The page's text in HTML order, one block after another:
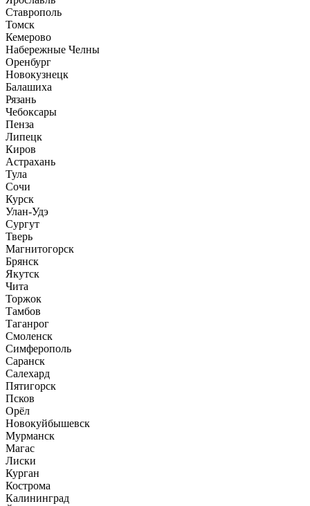
Ставрополь
Томск
Кемерово
Набережные Челны
Оренбург
Новокузнецк
Балашиха
Рязань
Чебоксары
Пенза
Липецк
Киров
Астрахань
Тула
Сочи
Курск
Улан-Удэ
Сургут
Тверь
Магнитогорск
Брянск
Якутск
Чита
Торжок
Тамбов
Таганрог
Смоленск
Симферополь
Саранск
Салехард
Пятигорск
Псков
Орёл
Новокуйбышевск
Мурманск
Магас
Лиски
Курган
Кострома
Калининград